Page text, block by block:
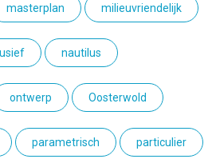
masterplan milieuvriendelijk
nautilus
ontwerp Oosterwold
parametrisch particulier